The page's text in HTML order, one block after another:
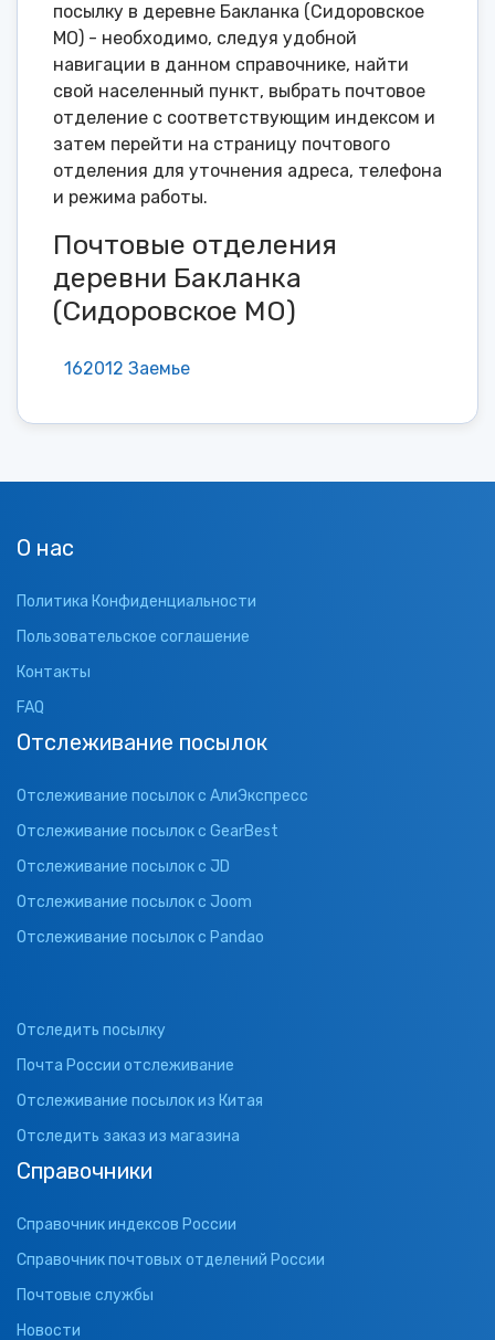
посылку в деревне Бакланка (Сидоровское
МО) - необходимо, следуя удобной
навигации в данном справочнике, найти
свой населенный пункт, выбрать почтовое
отделение с соответствующим индексом и
затем перейти на страницу почтового
отделения для уточнения адреса, телефона
и режима работы.
Почтовые отделения
деревни Бакланка
(Сидоровское МО)
162012 Заемье
О нас
Политика Конфиденциальности
Пользовательское соглашение
Контакты
FAQ
Отслеживание посылок
Отслеживание посылок с АлиЭкспресс
Отслеживание посылок с GearBest
Отслеживание посылок с JD
Отслеживание посылок с Joom
Отслеживание посылок с Pandao
Отследить посылку
Почта России отслеживание
Отслеживание посылок из Китая
Отследить заказ из магазина
Справочники
Справочник индексов России
Справочник почтовых отделений России
Почтовые службы
Новости